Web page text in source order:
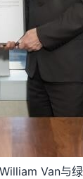
Van与